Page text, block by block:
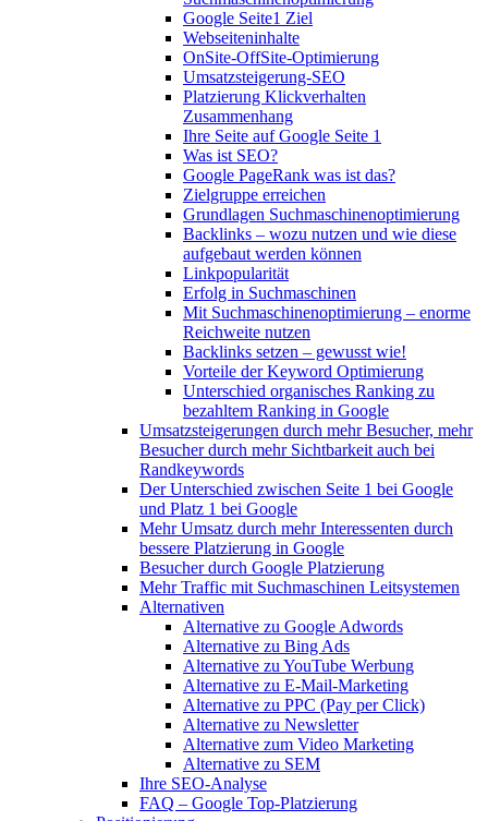
Google Seite1 Ziel
Webseiteninhalte
OnSite-OffSite-Optimierung
Umsatzsteigerung-SEO
Platzierung Klickverhalten
Zusammenhang
Ihre Seite auf Google Seite 1
Was ist SEO?
Google PageRank was ist das?
Zielgruppe erreichen
Grundlagen Suchmaschinenoptimierung
Backlinks – wozu nutzen und wie diese
aufgebaut werden können
Linkpopularität
Erfolg in Suchmaschinen
Mit Suchmaschinenoptimierung – enorme
Reichweite nutzen
Backlinks setzen – gewusst wie!
Vorteile der Keyword Optimierung
Unterschied organisches Ranking zu
bezahltem Ranking in Google
Umsatzsteigerungen durch mehr Besucher, mehr
Besucher durch mehr Sichtbarkeit auch bei
Randkeywords
Der Unterschied zwischen Seite 1 bei Google
und Platz 1 bei Google
Mehr Umsatz durch mehr Interessenten durch
bessere Platzierung in Google
Besucher durch Google Platzierung
Mehr Traffic mit Suchmaschinen Leitsystemen
Alternativen
Alternative zu Google Adwords
Alternative zu Bing Ads
Alternative zu YouTube Werbung
Alternative zu E-Mail-Marketing
Alternative zu PPC (Pay per Click)
Alternative zu Newsletter
Alternative zum Video Marketing
Alternative zu SEM
Ihre SEO-Analyse
FAQ – Google Top-Platzierung